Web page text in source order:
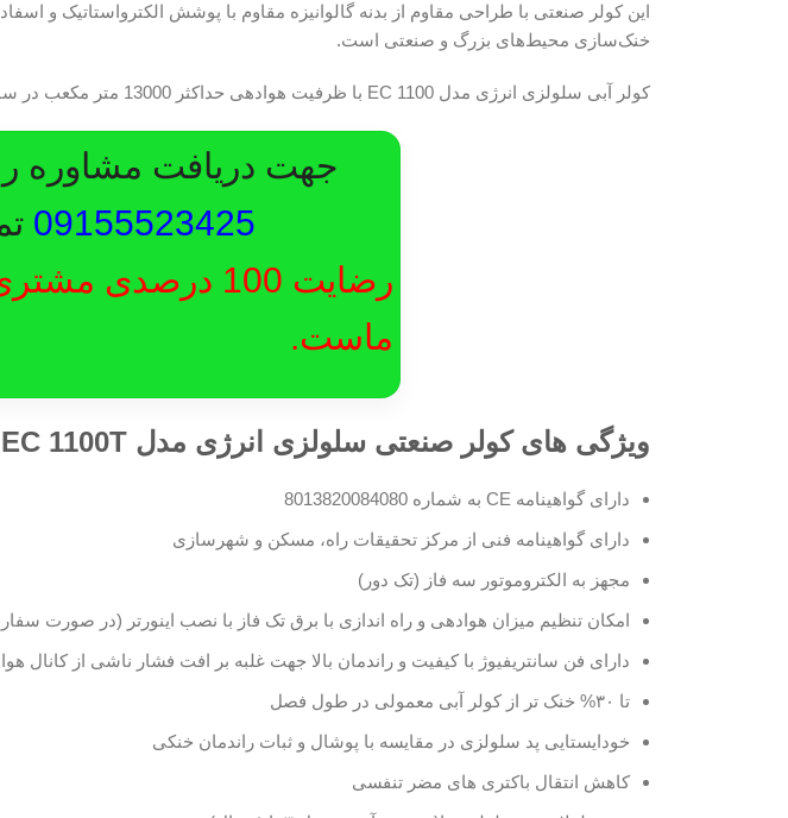
خنک‌سازی محیط‌های بزرگ و صنعتی است.
کولر آبی سلولزی انرژی مدل EC 1100 با ظرفیت هوادهی حداکثر 13000 متر مکعب در ساعت مناسب برای فضاهایی با مساحت 150 تا 200 متر مربع می باشد.
جهت دریافت مشاوره
09155523425
رضایت 100
ماست.
ویژگی های کولر صنعتی سلولزی انرژی مدل EC 1100T
دارای گواهینامه CE به شماره 8013820084080
دارای گواهینامه فنی از مرکز تحقیقات راه، مسکن و شهرسازی
مجهز به الکتروموتور سه فاز (تک دور)
امکان تنظیم میزان هوادهی و راه اندازی با برق تک فاز با نصب اینورتر (در صورت
دارای فن سانتریفیوژ با کیفیت و راندمان بالا جهت غلبه بر افت فشار ناشی از کانال هوا
تا ۳۰% خنک تر از کولر آبی معمولی در طول فصل
خودایستایی پد سلولزی در مقایسه با پوشال و ثبات راندمان خنکی
کاهش انتقال باکتری های مضر تنفسی